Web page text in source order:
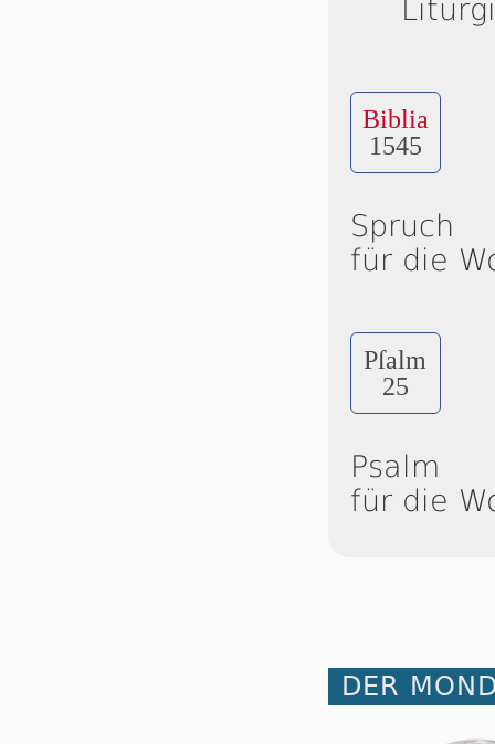
Biblia
1545
Spruch
für die
Pſalm
25
Psalm
für die
DER